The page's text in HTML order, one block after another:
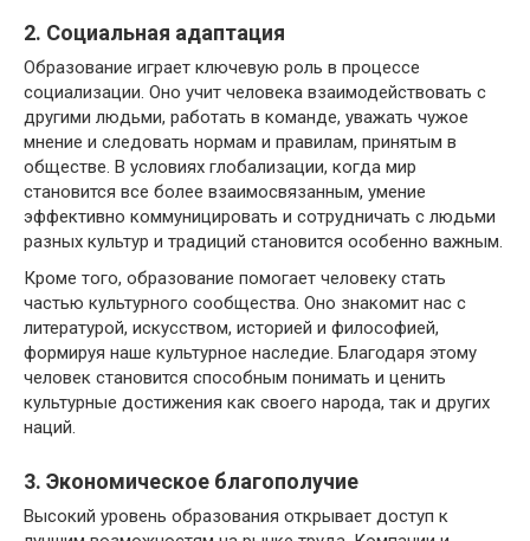
2. Социальная адаптация
Образование играет ключевую роль в процессе
социализации. Оно учит человека взаимодействовать с
другими людьми, работать в команде, уважать чужое
мнение и следовать нормам и правилам, принятым в
обществе. В условиях глобализации, когда мир
становится все более взаимосвязанным, умение
эффективно коммуницировать и сотрудничать с людьми
разных культур и традиций становится особенно важным.
Кроме того, образование помогает человеку стать
частью культурного сообщества. Оно знакомит нас с
литературой, искусством, историей и философией,
формируя наше культурное наследие. Благодаря этому
человек становится способным понимать и ценить
культурные достижения как своего народа, так и других
наций.
3. Экономическое благополучие
Высокий уровень образования открывает доступ к